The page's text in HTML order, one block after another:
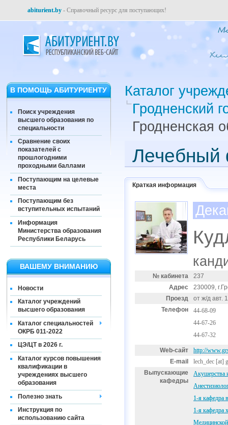
abiturient.by - Справочный ресурс для поступающих!
В ПОМОЩЬ АБИТУРИЕНТУ
Поиск учреждения
высшего образования по
специальности
Сравнение своих
показателей с
прошлогодними
проходными баллами
Поступающим на целевые
места
Поступающим без
вступительных испытаний
Информация
Министерства образования
Республики Беларусь
ВАШЕМУ ВНИМАНИЮ
Новости
Каталог учреждений
высшего образования
Каталог специальностей
ОКРБ 011-2022
ЦЭ/ЦТ в 2026 г.
Каталог курсов повышения
квалификации в
учреждениях высшего
образования
Полезно знать
Инструкция по
использованию сайта
Каталог
Гродненский
Гродненская
Лечебный
Краткая информация
№ кабинета
237
Адрес
230009,
Проезд
от ж/д авт.
Телефон
44-68-09
44-67-26
44-67-32
Web-сайт
http://
E-mail
lech_dec [at]
Выпускающие
кафедры
Акушерства
1-я кафедра
1-я кафедра